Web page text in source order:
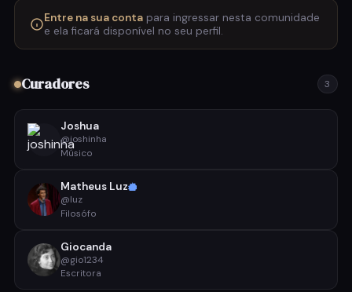
Entre na sua conta para ingressar nesta comunidade
e ela ficará disponível no seu perfil.
Curadores 3
Joshua
@joshinha
Músico
Matheus Luz
@luz
Filosófo
Giocanda
@gio1234
Escritora